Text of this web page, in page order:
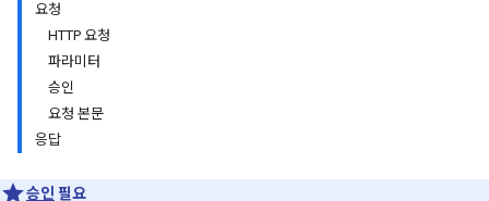
요청
HTTP 요청
파라미터
승인
요청 본문
응답
승인 필요